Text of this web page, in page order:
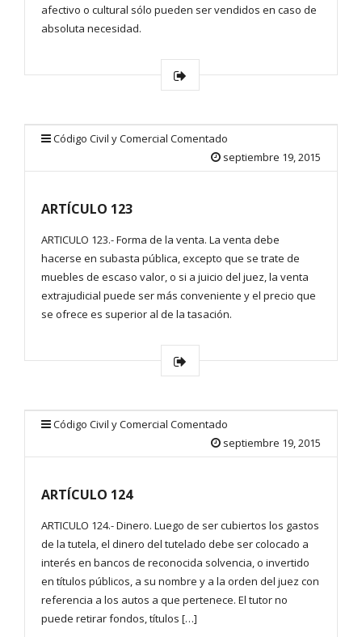
afectivo o cultural sólo pueden ser vendidos en caso de
absoluta necesidad.
Código Civil y Comercial Comentado
septiembre 19, 2015
ARTÍCULO 123
ARTICULO 123.- Forma de la venta. La venta debe
hacerse en subasta pública, excepto que se trate de
muebles de escaso valor, o si a juicio del juez, la venta
extrajudicial puede ser más conveniente y el precio que
se ofrece es superior al de la tasación.
Código Civil y Comercial Comentado
septiembre 19, 2015
ARTÍCULO 124
ARTICULO 124.- Dinero. Luego de ser cubiertos los gastos
de la tutela, el dinero del tutelado debe ser colocado a
interés en bancos de reconocida solvencia, o invertido
en títulos públicos, a su nombre y a la orden del juez con
referencia a los autos a que pertenece. El tutor no
puede retirar fondos, títulos […]